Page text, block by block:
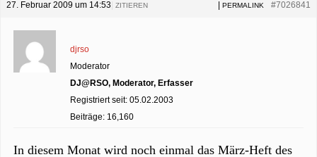
27. Februar 2009 um 14:53 #7026841
PERMALINK
ZITIEREN
djrso
Moderator
DJ@RSO, Moderator, Erfasser
Registriert seit: 05.02.2003
Beiträge: 16,160
In diesem Monat wird noch einmal das März-Heft des